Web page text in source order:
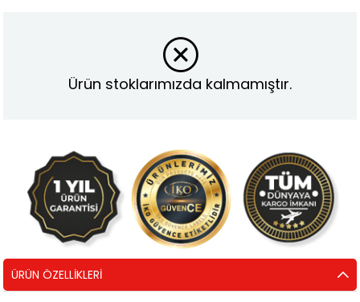
Ürün stoklarımızda kalmamıştır.
ÜRÜN ÖZELLIKLERI